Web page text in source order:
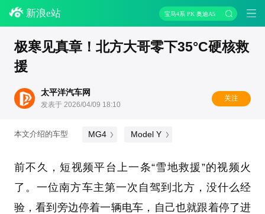
新浪e站 宝马4系 PK 奥迪A5
极寒见真章！北方大哥零下35°C硬核救
援
太平洋汽车网
发表于 2026/04/09 18:10
关注
本文介绍的车型 MG4 Model Y
前不久，短视频平台上一条“雪地救援”的视频火
了。一位南方车主第一次自驾到北方，没什么经
验，看到旁边停着一辆电车，自己也就跟着停了进